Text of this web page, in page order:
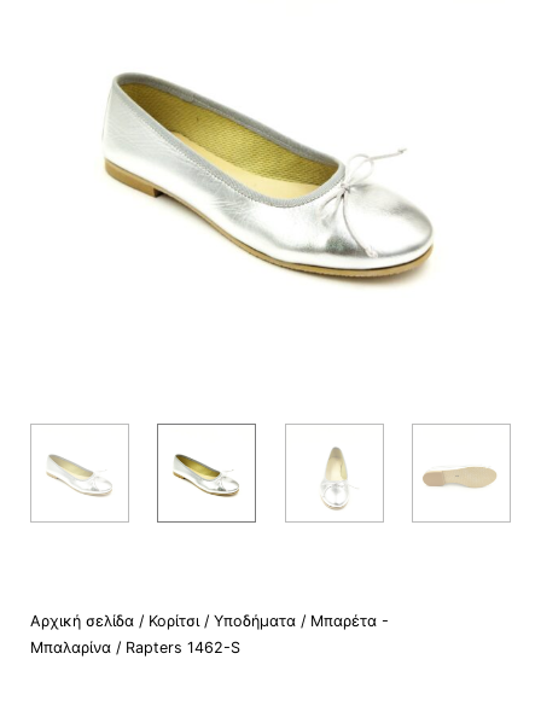
Αρχική σελίδα / Κορίτσι / Υποδήματα / Μπαρέτα -
Μπαλαρίνα / Rapters 1462-S